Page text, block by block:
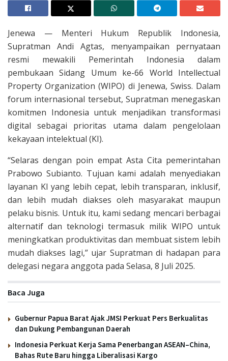
Jenewa — Menteri Hukum Republik Indonesia,
Supratman Andi Agtas, menyampaikan pernyataan
resmi mewakili Pemerintah Indonesia dalam
pembukaan Sidang Umum ke-66 World Intellectual
Property Organization (WIPO) di Jenewa, Swiss. Dalam
forum internasional tersebut, Supratman menegaskan
komitmen Indonesia untuk menjadikan transformasi
digital sebagai prioritas utama dalam pengelolaan
kekayaan intelektual (KI).
“Selaras dengan poin empat Asta Cita pemerintahan
Prabowo Subianto. Tujuan kami adalah menyediakan
layanan KI yang lebih cepat, lebih transparan, inklusif,
dan lebih mudah diakses oleh masyarakat maupun
pelaku bisnis. Untuk itu, kami sedang mencari berbagai
alternatif dan teknologi termasuk milik WIPO untuk
meningkatkan produktivitas dan membuat sistem lebih
mudah diakses lagi,” ujar Supratman di hadapan para
delegasi negara anggota pada Selasa, 8 Juli 2025.
Baca Juga
Gubernur Papua Barat Ajak JMSI Perkuat Pers Berkualitas
dan Dukung Pembangunan Daerah
Indonesia Perkuat Kerja Sama Penerbangan ASEAN–China,
Bahas Rute Baru hingga Liberalisasi Kargo